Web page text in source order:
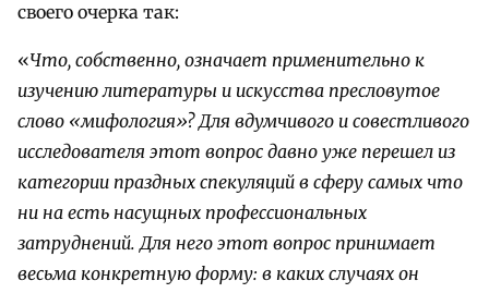
своего очерка так:
«Что, собственно, означает применительно к
изучению литературы и искусства пресловутое
слово «мифология»? Для вдумчивого и совестливого
исследователя этот вопрос давно уже перешел из
категории праздных спекуляций в сферу самых что
ни на есть насущных профессиональных
затруднений. Для него этот вопрос принимает
весьма конкретную форму: в каких случаях он